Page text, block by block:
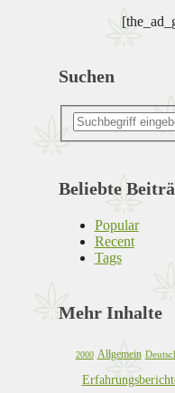
Gründe für die
Suchen
Beliebte
Popular
Recent
Tags
Mehr Inhalte
2000 Allgemein